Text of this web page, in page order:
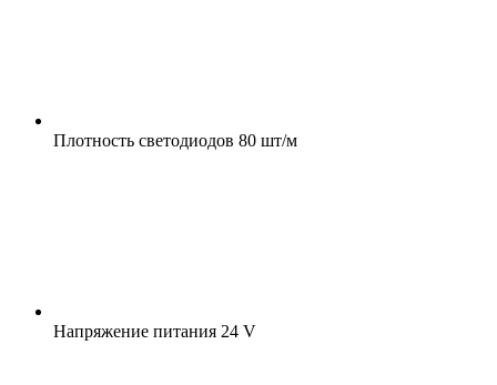
Плотность светодиодов 80 шт/м
Напряжение питания 24 V